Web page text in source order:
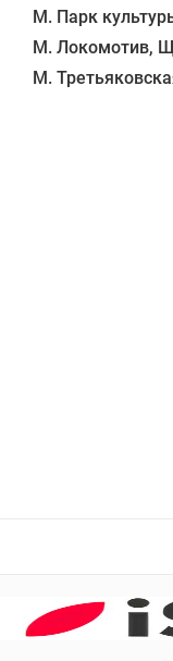
М. Парк
М. Локомотив,